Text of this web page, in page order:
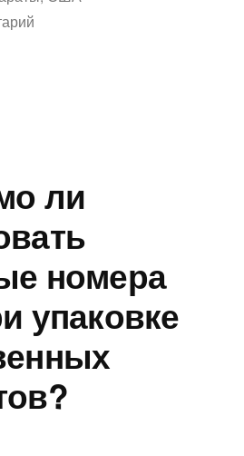
к
ли
номера
упаковке